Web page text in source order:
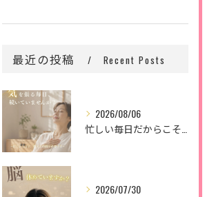
最近の投稿 Recent Posts
2026/08/06
2026/07/30